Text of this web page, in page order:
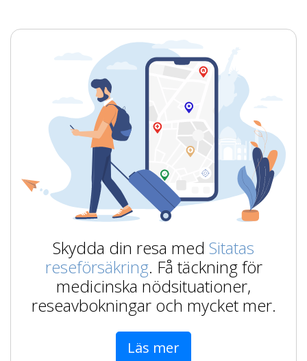
Skydda din resa med Sitatas
reseförsäkring. Få täckning för
medicinska nödsituationer,
reseavbokningar och mycket mer.
Läs mer